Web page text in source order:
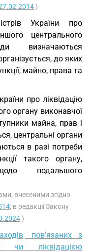
)
України про
центрального
визначаються
до яких
майно, права та
про ліквідацію
органу виконавчої
майна, прав і
центральні органи
в разі потреби
такого органу,
подальшого
внесеними згідно
; в редакції Закону
)
пов'язаних з
чи ліквідацією